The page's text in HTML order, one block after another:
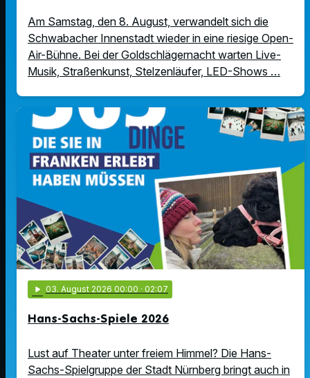
Am Samstag, den 8. August, verwandelt sich die
Schwabacher Innenstadt wieder in eine riesige Open-
Air-Bühne. Bei der Goldschlägernacht warten Live-
Musik, Straßenkunst, Stelzenläufer, LED-Shows …
play_arrow 03. August 2026 00:00 · 02:07
Hans-Sachs-Spiele 2026
Lust auf Theater unter freiem Himmel? Die Hans-
Sachs-Spielgruppe der Stadt Nürnberg bringt auch in